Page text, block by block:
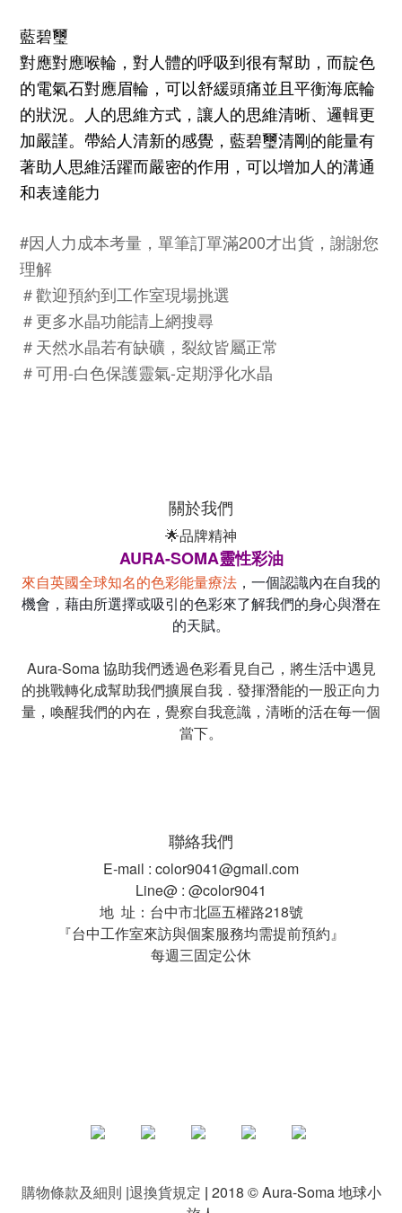
藍碧璽
對應對應喉輪，對人體的呼吸到很有幫助，而靛色
的電氣石對應眉輪，可以舒緩頭痛並且平衡海底輪
的狀況。人的思維方式，讓人的思維清晰、邏輯更
加嚴謹。帶給人清新的感覺，藍碧璽清剛的能量有
著助人思維活躍而嚴密的作用，可以增加人的溝通
和表達能力
#因人力成本考量，單筆訂單滿200才出貨，謝謝您
理解
＃歡迎預約到工作室現場挑選
＃更多水晶功能請上網搜尋
＃天然水晶若有缺礦，裂紋皆屬正常
＃可用-白色保護靈氣-定期淨化水晶
關於我們
🌟品牌精神
AURA-SOMA靈性彩油
來自英國全球知名的色彩能量療法 ，一個認識內在自我的
機會，藉由所選擇或吸引的色彩來了解我們的身心與潛在
的天賦。
Aura-Soma 協助我們透過色彩看見自己，將生活中遇見
的挑戰轉化成幫助我們擴展自我．發揮潛能的一股正向力
量，喚醒我們的內在，覺察自我意識，清晰的活在每一個
當下。
聯絡我們
E-mail : color9041@gmail.com
Line@ : @color9041
地 址：台中市北區五權路218號
『台中工作室來訪與個案服務均需提前預約』
每週三固定公休
購物條款及細則 |退換貨規定 | 2018 © Aura-Soma 地球小